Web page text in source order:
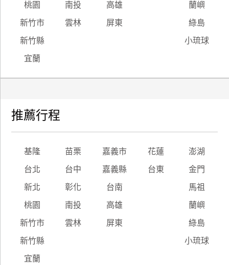
桃園 南投 高雄 蘭嶼
新竹市 雲林 屏東 綠島
新竹縣 小琉球
宜蘭
推薦行程
基隆 苗栗 嘉義市 花蓮 澎湖
台北 台中 嘉義縣 台東 金門
新北 彰化 台南 馬祖
桃園 南投 高雄 蘭嶼
新竹市 雲林 屏東 綠島
新竹縣 小琉球
宜蘭